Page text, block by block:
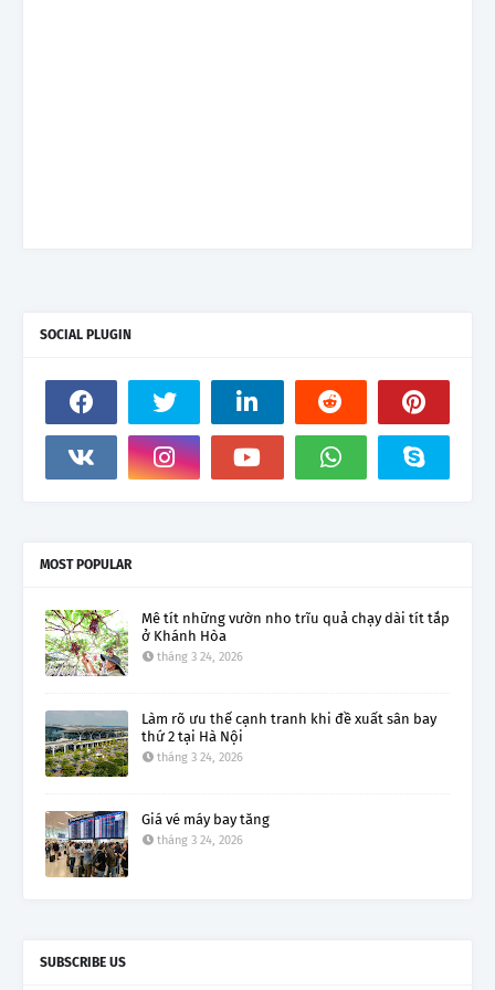
SOCIAL PLUGIN
MOST POPULAR
Mê tít những vườn nho trĩu quả chạy dài tít tắp
ở Khánh Hòa
tháng 3 24, 2026
Làm rõ ưu thế cạnh tranh khi đề xuất sân bay
thứ 2 tại Hà Nội
tháng 3 24, 2026
Giá vé máy bay tăng
tháng 3 24, 2026
SUBSCRIBE US